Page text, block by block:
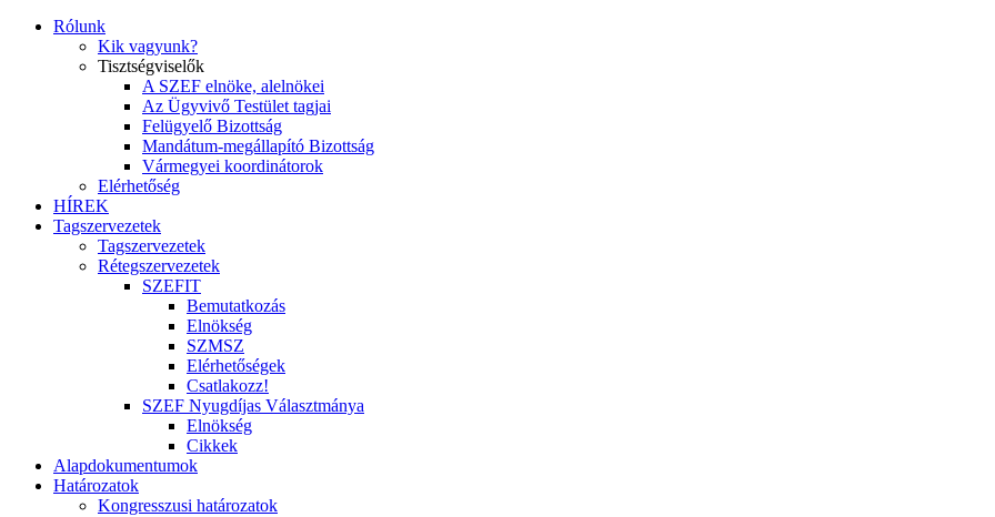
Rólunk
Kik vagyunk?
Tisztségviselők
A SZEF elnöke, alelnökei
Az Ügyvivő Testület tagjai
Felügyelő Bizottság
Mandátum-megállapító Bizottság
Vármegyei koordinátorok
Elérhetőség
HÍREK
Tagszervezetek
Tagszervezetek
Rétegszervezetek
SZEFIT
Bemutatkozás
Elnökség
SZMSZ
Elérhetőségek
Csatlakozz!
SZEF Nyugdíjas Választmánya
Elnökség
Cikkek
Alapdokumentumok
Határozatok
Kongresszusi határozatok